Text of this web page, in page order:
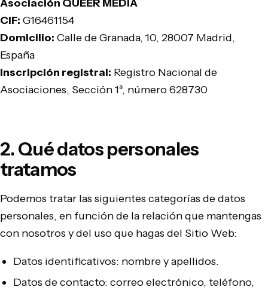
Asociación QUEER MEDIA
CIF: G16461154
Domicilio: Calle de Granada, 10, 28007 Madrid,
España
Inscripción registral: Registro Nacional de
Asociaciones, Sección 1ª, número 628730
2. Qué datos personales
tratamos
Podemos tratar las siguientes categorías de datos
personales, en función de la relación que mantengas
con nosotros y del uso que hagas del Sitio Web:
Datos identificativos: nombre y apellidos.
Datos de contacto: correo electrónico, teléfono,